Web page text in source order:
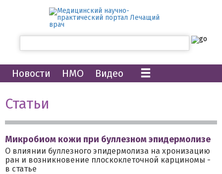
Новости НМО Видео
Статьи
Микробиом кожи при буллезном эпидермолизе
О влиянии буллезного эпидермолиза на хронизацию
ран и возникновение плоскоклеточной карциномы -
в статье